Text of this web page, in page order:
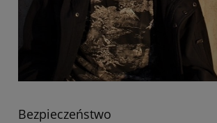
Bezpieczeństwo